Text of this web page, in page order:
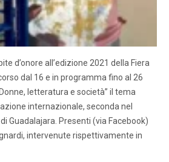
d’onore all’edizione 2021 della Fiera
dal 16 e in programma fino al 26
letteratura e società” il tema
internazionale, seconda nel
Guadalajara. Presenti (via Facebook)
intervenute rispettivamente in